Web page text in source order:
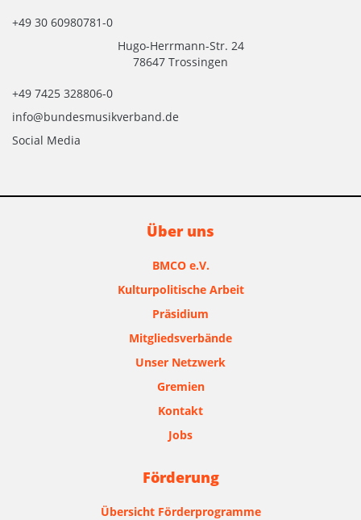
+49 30 60980781-0
Hugo-Herrmann-Str. 24
78647 Trossingen
+49 7425 328806-0
info@bundesmusikverband.de
Social Media
Über uns
BMCO e.V.
Kulturpolitische Arbeit
Präsidium
Mitgliedsverbände
Unser Netzwerk
Gremien
Kontakt
Jobs
Förderung
Übersicht Förderprogramme